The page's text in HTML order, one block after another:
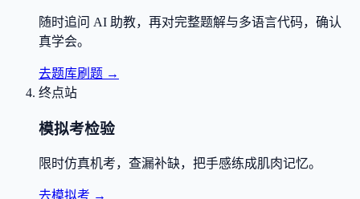
随时追问 AI 助教，再对完整题解与多语言代码，确认
真学会。
去题库刷题 →
终点站
模拟考检验
限时仿真机考，查漏补缺，把手感练成肌肉记忆。
去模拟考 →